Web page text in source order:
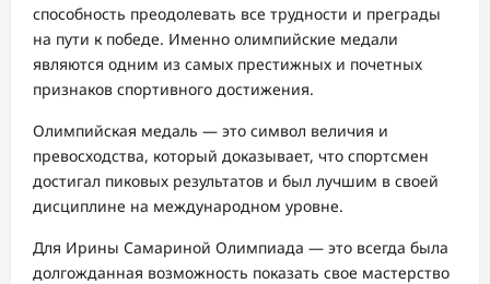
способность преодолевать все трудности и преграды
на пути к победе. Именно олимпийские медали
являются одним из самых престижных и почетных
признаков спортивного достижения.
Олимпийская медаль — это символ величия и
превосходства, который доказывает, что спортсмен
достигал пиковых результатов и был лучшим в своей
дисциплине на международном уровне.
Для Ирины Самариной Олимпиада — это всегда была
долгожданная возможность показать свое мастерство